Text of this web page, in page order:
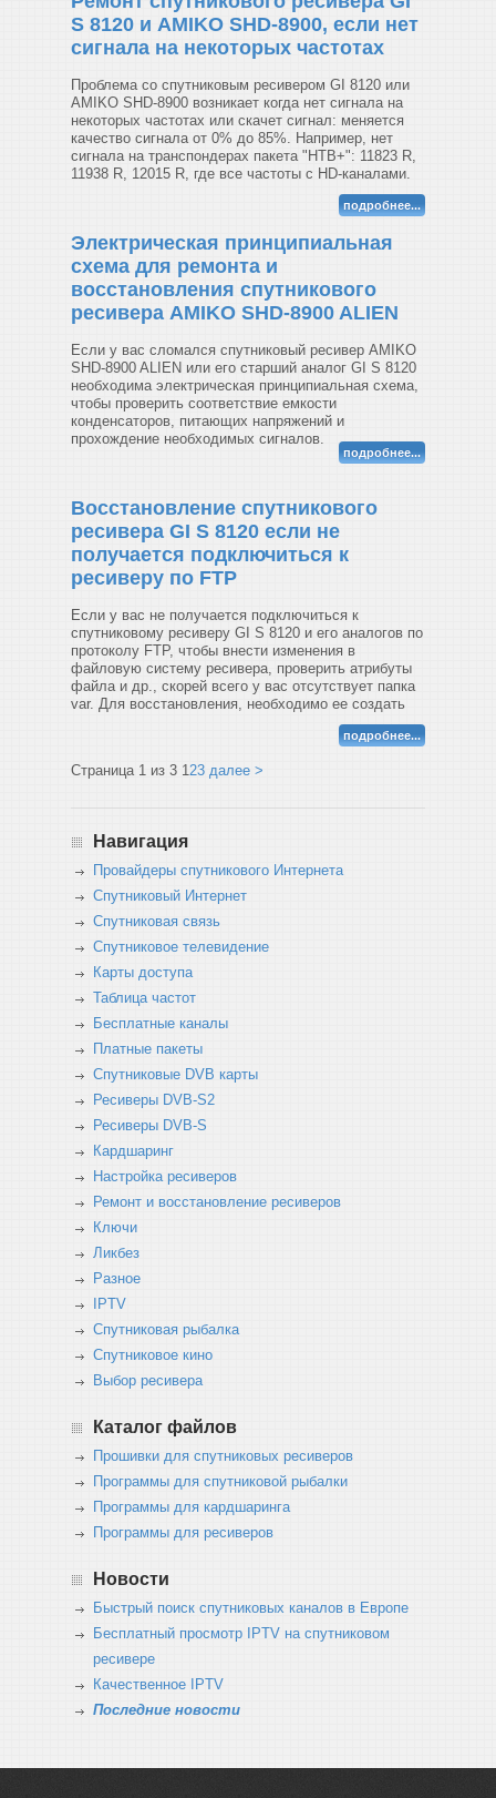
S 8120 и AMIKO SHD-8900, если нет
сигнала на некоторых частотах
Проблема со спутниковым ресивером GI 8120 или
AMIKO SHD-8900 возникает когда нет сигнала на
некоторых частотах или скачет сигнал: меняется
качество сигнала от 0% до 85%. Например, нет
сигнала на транспондерах пакета "НТВ+": 11823 R,
11938 R, 12015 R, где все частоты с HD-каналами.
подробнее...
Электрическая принципиальная
схема для ремонта и
восстановления спутникового
ресивера AMIKO SHD-8900 ALIEN
Если у вас сломался спутниковый ресивер AMIKO
SHD-8900 ALIEN или его старший аналог GI S 8120
необходима электрическая принципиальная схема,
чтобы проверить соответствие емкости
конденсаторов, питающих напряжений и
прохождение необходимых сигналов.
подробнее...
Восстановление спутникового
ресивера GI S 8120 если не
получается подключиться к
ресиверу по FTP
Если у вас не получается подключиться к
спутниковому ресиверу GI S 8120 и его аналогов по
протоколу FTP, чтобы внести изменения в
файловую систему ресивера, проверить атрибуты
файла и др., скорей всего у вас отсутствует папка
var. Для восстановления, необходимо ее создать
подробнее...
Страница 1 из 3 123 далее >
Навигация
Провайдеры спутникового Интернета
Спутниковый Интернет
Спутниковая связь
Спутниковое телевидение
Карты доступа
Таблица частот
Бесплатные каналы
Платные пакеты
Спутниковые DVB карты
Ресиверы DVB-S2
Ресиверы DVB-S
Кардшаринг
Настройка ресиверов
Ремонт и восстановление ресиверов
Ключи
Ликбез
Разное
IPTV
Спутниковая рыбалка
Спутниковое кино
Выбор ресивера
Каталог файлов
Прошивки для спутниковых ресиверов
Программы для спутниковой рыбалки
Программы для кардшаринга
Программы для ресиверов
Новости
Быстрый поиск спутниковых каналов в Европе
Бесплатный просмотр IPTV на спутниковом
ресивере
Качественное IPTV
Последние новости